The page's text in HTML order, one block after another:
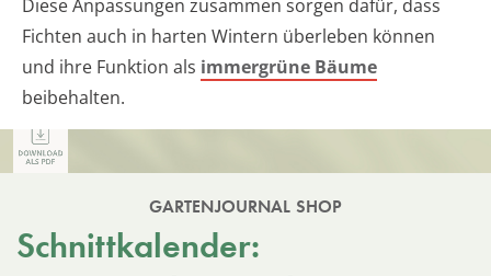
Diese Anpassungen zusammen sorgen dafür, dass
Fichten auch in harten Wintern überleben können
und ihre Funktion als immergrüne Bäume
beibehalten.
GARTENJOURNAL SHOP
Schnittkalender: